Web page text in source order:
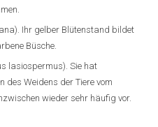
Ihr gelber Blütenstand bildet
Büsche.
lasiospermus). Sie hat
des Weidens der Tiere vom
wieder sehr häufig vor.